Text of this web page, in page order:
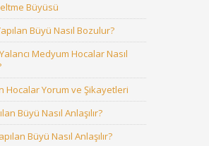
Büyüsü
Büyü Nasıl Bozulur?
Medyum Hocalar Nasıl
Hocalar Yorum ve Şikayetleri
Büyü Nasıl Anlaşılır?
Büyü Nasıl Anlaşılır?